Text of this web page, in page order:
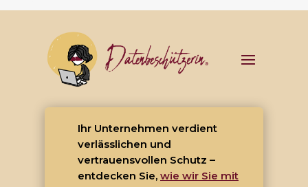
Ihr Unternehmen verdient
verlässlichen und
vertrauensvollen Schutz –
entdecken Sie, wie wir Sie mit